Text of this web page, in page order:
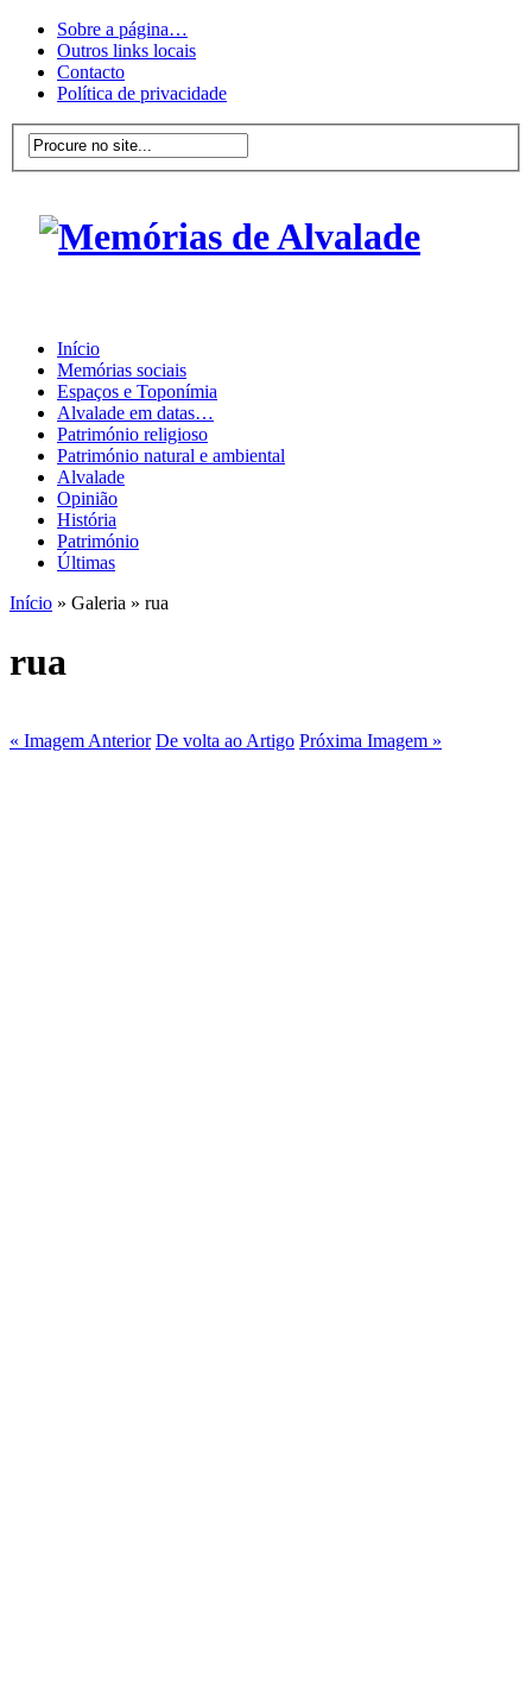
Sobre a página…
Outros links locais
Contacto
Política de privacidade
Início
Memórias sociais
Espaços e Toponímia
Alvalade em datas…
Património religioso
Património natural e ambiental
Alvalade
Opinião
História
Património
Últimas
Início » Galeria » rua
rua
« Imagem Anterior De volta ao Artigo Próxima Imagem »